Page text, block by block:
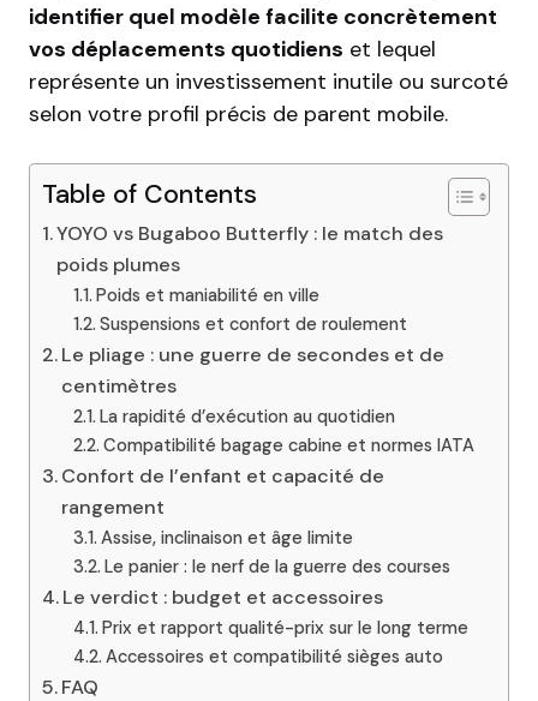
identifier quel modèle facilite concrètement
vos déplacements quotidiens et lequel
représente un investissement inutile ou surcoté
selon votre profil précis de parent mobile.
Table of Contents
YOYO vs Bugaboo Butterfly : le match des
poids plumes
Poids et maniabilité en ville
Suspensions et confort de roulement
Le pliage : une guerre de secondes et de
centimètres
La rapidité d’exécution au quotidien
Compatibilité bagage cabine et normes IATA
Confort de l’enfant et capacité de
rangement
Assise, inclinaison et âge limite
Le panier : le nerf de la guerre des courses
Le verdict : budget et accessoires
Prix et rapport qualité-prix sur le long terme
Accessoires et compatibilité sièges auto
FAQ